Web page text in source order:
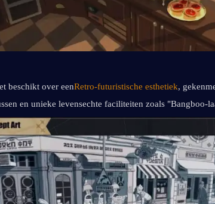
beschikt over eenRetro-futuristische esthetiek,
en unieke levensechte faciliteiten zoals "Bangboo-